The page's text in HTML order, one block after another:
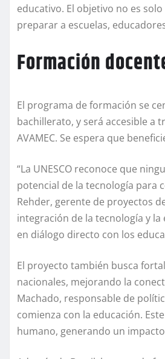
educativo. El objetivo no es
preparar a escuelas,
Formación
El programa de formación se
bachillerato, y será accesible a
AVAMEC. Se espera que
“La UNESCO reconoce que
potencial de la tecnología para
Rehder, gerente de proyectos
integración de la tecnología y
en diálogo directo con los
El proyecto también busca
nacionales, mejorando la
Machado, responsable de
comienza con la educación.
humano, generando un